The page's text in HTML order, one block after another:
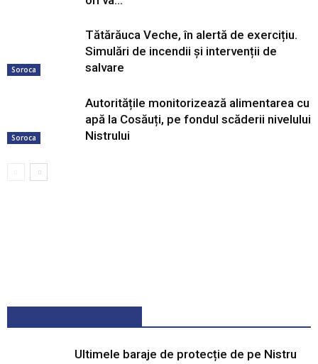
Soroca
Tătărăuca Veche, în alertă de exercițiu.
Simulări de incendii și intervenții de
salvare
Soroca
Autoritățile monitorizează alimentarea cu
apă la Cosăuți, pe fondul scăderii nivelului
Nistrului
Ultimele baraje de protecție de pe Nistru